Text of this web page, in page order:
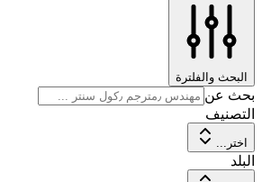
البحث والفلترة
بحث عن
التصنيف
اختر...
البلد